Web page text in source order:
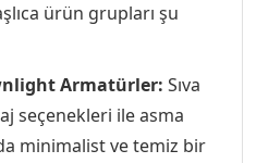
ürün grupları şu
Armatürler: Sıva
seçenekleri ile asma
minimalist ve temiz bir